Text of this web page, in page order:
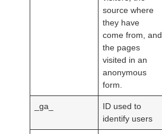
source where
they have
come from, and
the pages
visited in an
anonymous
form.
_ga_
ID used to
identify users